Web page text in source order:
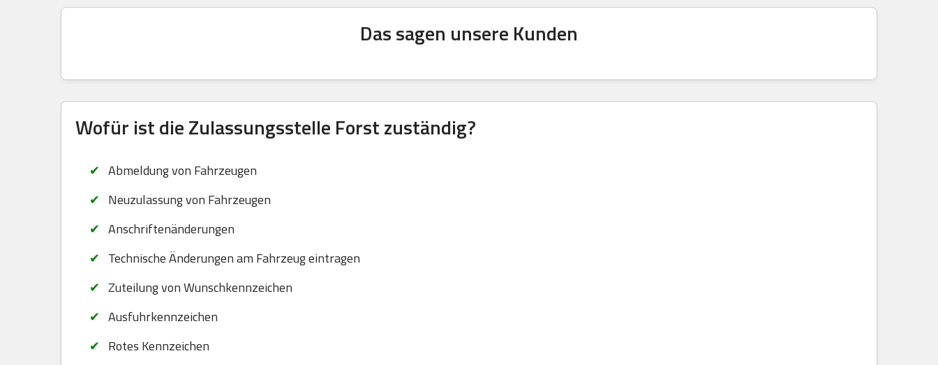
Das sagen unsere Kunden
Wofür ist die Zulassungsstelle Forst zuständig?
Abmeldung von Fahrzeugen
Neuzulassung von Fahrzeugen
Anschriftenänderungen
Technische Änderungen am Fahrzeug eintragen
Zuteilung von Wunschkennzeichen
Ausfuhrkennzeichen
Rotes Kennzeichen